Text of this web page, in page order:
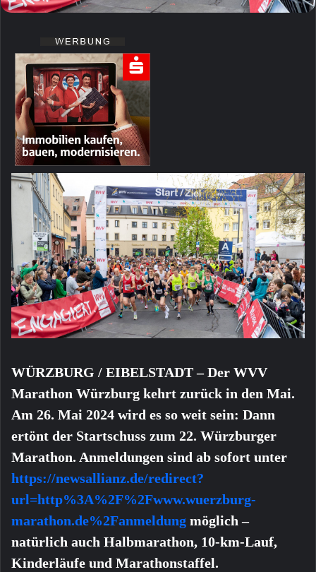
WÜRZBURG / EIBELSTADT – Der WVV
Marathon Würzburg kehrt zurück in den Mai.
Am 26. Mai 2024 wird es so weit sein: Dann
ertönt der Startschuss zum 22. Würzburger
Marathon. Anmeldungen sind ab sofort unter
https://newsallianz.de/redirect?
url=http%3A%2F%2Fwww.wuerzburg-
marathon.de%2Fanmeldung möglich –
natürlich auch Halbmarathon, 10-km-Lauf,
Kinderläufe und Marathonstaffel.